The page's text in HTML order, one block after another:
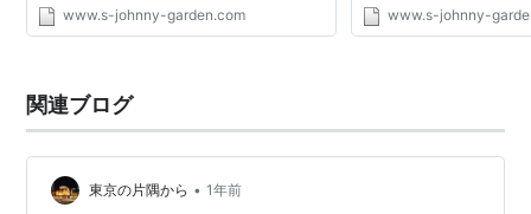
www.s-johnny-garden.com www.s-johnny-
関連ブログ
東京の片隅から • 1年前